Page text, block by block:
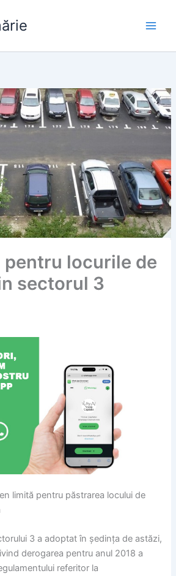
pentru locurile de
sectorul 3
limită pentru păstrarea locului de
3 a adoptat în ședința de astăzi,
derogarea pentru anul 2018 a
referitor la